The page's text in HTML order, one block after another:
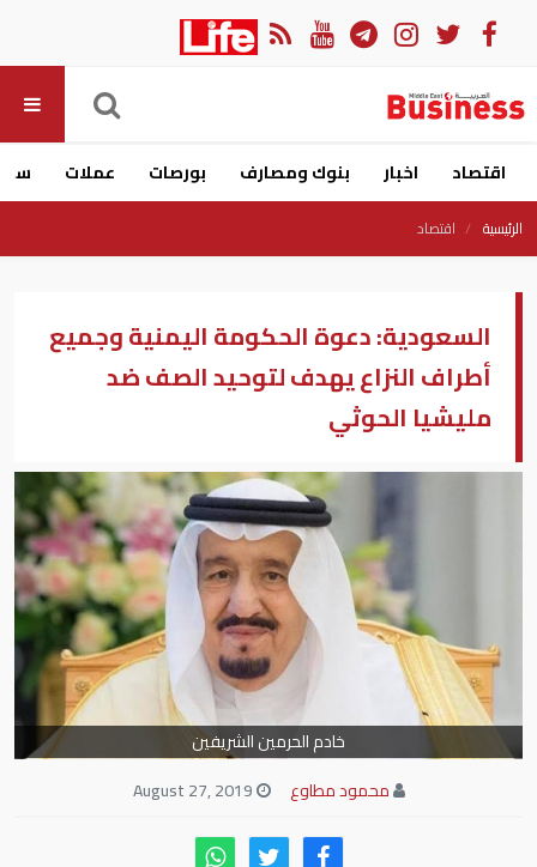
اقتصاد اخبار بنوك ومصارف بورصات عملات
الرئيسية اقتصاد
السعودية: دعوة الحكومة اليمنية وجميع
أطراف النزاع يهدف لتوحيد الصف ضد
مليشيا الحوثي
خادم الحرمين الشريفين
محمود مطاوع